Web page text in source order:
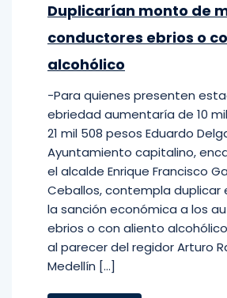
Duplicarían monto de
conductores ebrios o
alcohólico
-Para quienes presenten
ebriedad aumentaría de 10
21 mil 508 pesos Eduardo
Ayuntamiento capitalino,
el alcalde Enrique Francisco
Ceballos, contempla duplicar
la sanción económica a los
ebrios o con aliento
al parecer del regidor Arturo
Medellín […]